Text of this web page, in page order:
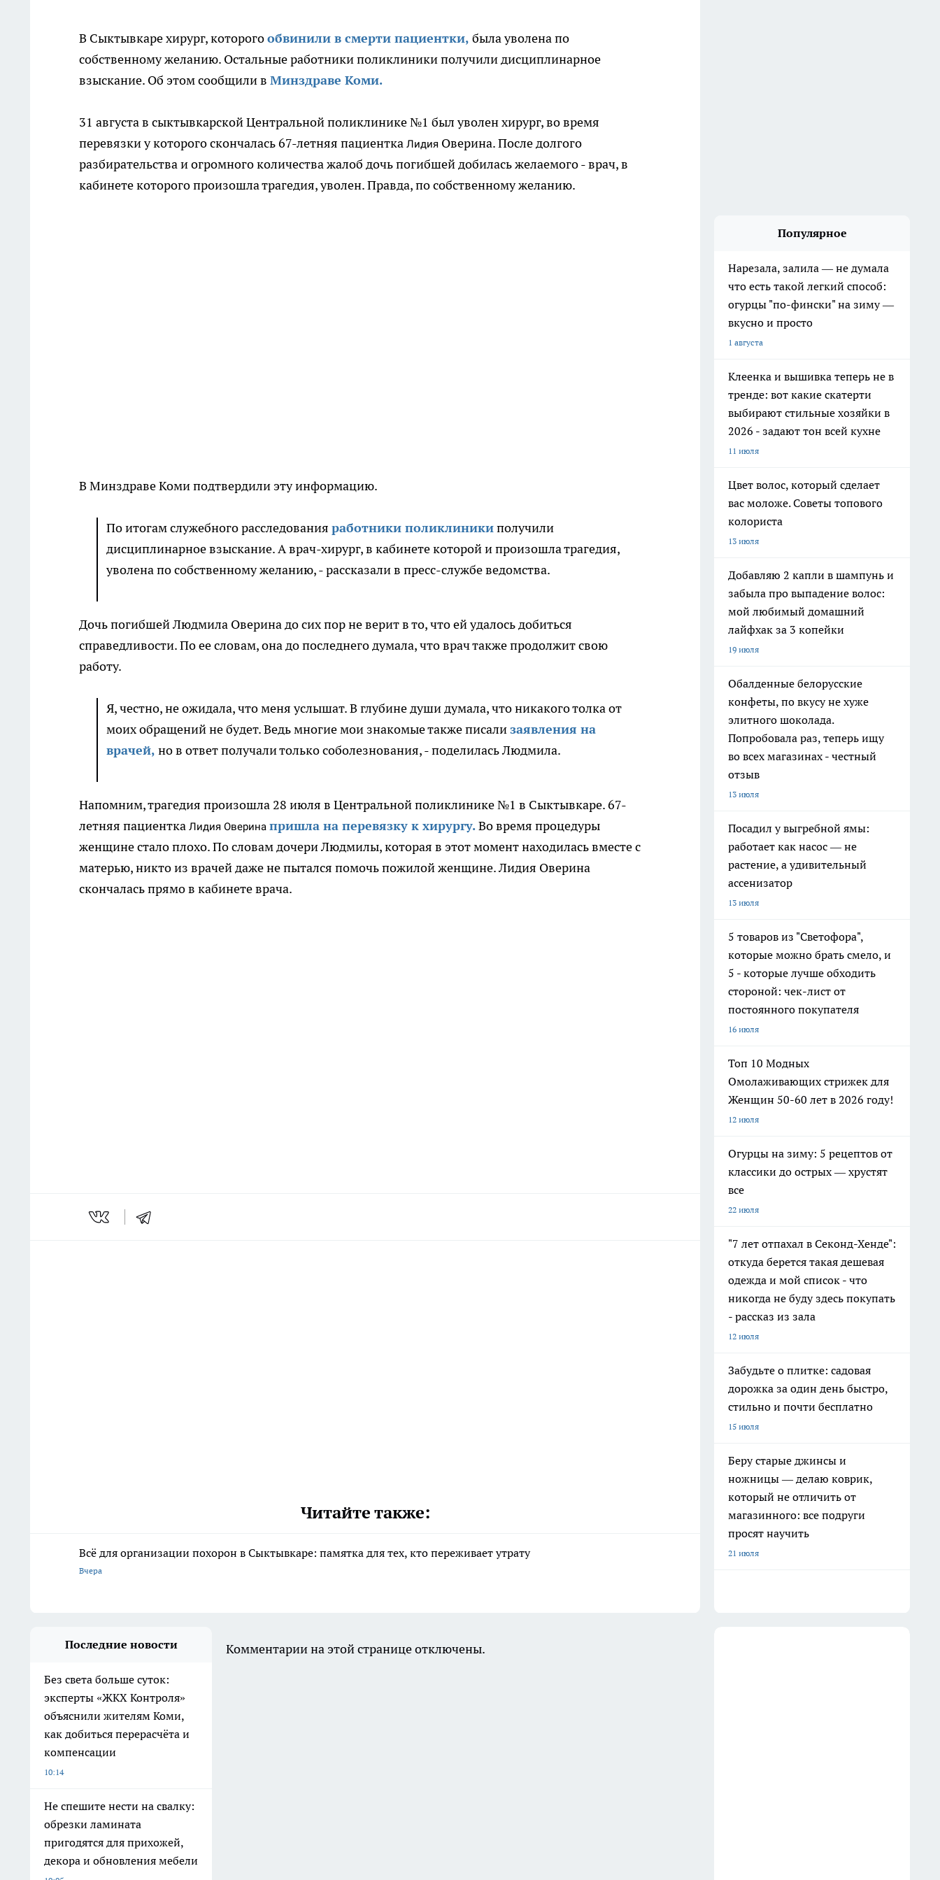
В Сыктывкаре хирург, которогообвинили в смерти пациентки, была уволена по
собственному желанию. Остальные работники поликлиники получили дисциплинарное
взыскание. Об этом сообщили в Минздраве Коми.
31 августа в сыктывкарской Центральной поликлинике №1 был уволен хирург, во время
перевязки у которого скончалась 67-летняя пациентка Лидия Оверина. После долгого
разбирательства и огромного количества жалоб дочь погибшей добилась желаемого - врач, в
кабинете которого произошла трагедия, уволен. Правда, по собственному желанию.
В Минздраве Коми подтвердили эту информацию.
По итогам служебного расследования работники поликлиникиполучили
дисциплинарное взыскание. А врач-хирург, в кабинете которой и произошла трагедия,
уволена по собственному желанию, - рассказали в пресс-службе ведомства.
Дочь погибшей Людмила Оверина до сих пор не верит в то, что ей удалось добиться
справедливости. По ее словам, она до последнего думала, что врач также продолжит свою
работу.
Я, честно, не ожидала, что меня услышат. В глубине души думала, что никакого толка от
моих обращений не будет. Ведь многие мои знакомые также писализаявления на
врачей, но в ответ получали только соболезнования, - поделилась Людмила.
Напомним, трагедия произошла 28 июля в Центральной поликлинике №1 в Сыктывкаре. 67-
летняя пациентка Лидия Оверина пришла на перевязку к хирургу.Во время процедуры
женщине стало плохо. По словам дочери Людмилы, которая в этот момент находилась вместе с
матерью, никто из врачей даже не пытался помочь пожилой женщине. Лидия Оверина
скончалась прямо в кабинете врача.
Читайте также:
Всё для организации похорон в Сыктывкаре: памятка для тех, кто переживает утрату
Вчера
Популярное
Нарезала, залила — не думала
что есть такой легкий способ:
огурцы "по-фински" на зиму —
вкусно и просто
1 августа
Клеенка и вышивка теперь не в
тренде: вот какие скатерти
выбирают стильные хозяйки в
2026 - задают тон всей кухне
11 июля
Цвет волос, который сделает
вас моложе. Советы топового
колориста
13 июля
Добавляю 2 капли в шампунь и
забыла про выпадение волос:
мой любимый домашний
лайфхак за 3 копейки
19 июля
Обалденные белорусские
конфеты, по вкусу не хуже
элитного шоколада.
Попробовала раз, теперь ищу
во всех магазинах - честный
отзыв
13 июля
Посадил у выгребной ямы:
работает как насос — не
растение, а удивительный
ассенизатор
13 июля
5 товаров из "Светофора",
которые можно брать смело, и
5 - которые лучше обходить
стороной: чек-лист от
постоянного покупателя
16 июля
Топ 10 Модных
Омолаживающих стрижек для
Женщин 50-60 лет в 2026 году!
12 июля
Огурцы на зиму: 5 рецептов от
классики до острых — хрустят
все
22 июля
"7 лет отпахал в Секонд-Хенде":
откуда берется такая дешевая
одежда и мой список - что
никогда не буду здесь покупать
- рассказ из зала
12 июля
Забудьте о плитке: садовая
дорожка за один день быстро,
стильно и почти бесплатно
15 июля
Беру старые джинсы и
ножницы — делаю коврик,
который не отличить от
магазинного: все подруги
просят научить
21 июля
Последние новости
Без света больше суток:
эксперты «ЖКХ Контроля»
объяснили жителям Коми,
как добиться перерасчёта и
компенсации
10:14
Не спешите нести на свалку:
обрезки ламината
пригодятся для прихожей,
декора и обновления мебели
Комментарии на этой странице отключены.